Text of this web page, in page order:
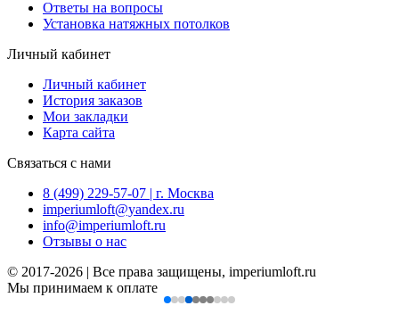
Ответы на вопросы
Установка натяжных потолков
Личный кабинет
Личный кабинет
История заказов
Мои закладки
Карта сайта
Связаться с нами
8 (499) 229-57-07 | г. Москва
imperiumloft@yandex.ru
info@imperiumloft.ru
Отзывы о нас
© 2017-2026 | Все права защищены, imperiumloft.ru
Мы принимаем к оплате